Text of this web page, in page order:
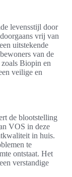
levensstijl door
vrij van
uitstekende
van de
Biopin en
veilige en
de blootstelling
VOS in deze
in huis.
te
ontstaat. Het
verstandige